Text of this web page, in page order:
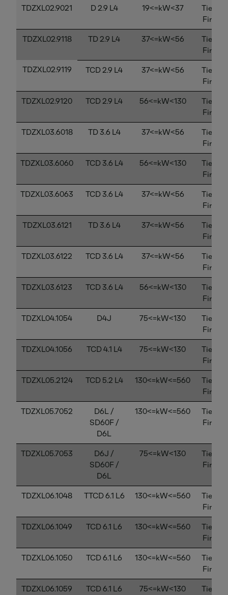
TDZXL02.9021 D 2.9 L4 19<=kW<37
Tier 4
Final
TDZXL02.9118 TD 2.9 L4 37<=kW<56
Tier 4
Final
TDZXL02.9119 TCD 2.9 L4 37<=kW<56
Tier 4
Final
TDZXL02.9120 TCD 2.9 L4 56<=kW<130
Tier 4
Final
TDZXL03.6018 TD 3.6 L4 37<=kW<56
Tier 4
Final
TDZXL03.6060 TCD 3.6 L4 56<=kW<130
Tier 4
Final
TDZXL03.6063 TCD 3.6 L4 37<=kW<56
Tier 4
Final
TDZXL03.6121 TD 3.6 L4 37<=kW<56
Tier 4
Final
TDZXL03.6122 TCD 3.6 L4 37<=kW<56
Tier 4
Final
TDZXL03.6123 TCD 3.6 L4 56<=kW<130
Tier 4
Final
TDZXL04.1054 D4J 75<=kW<130
Tier 4
Final
TDZXL04.1056 TCD 4.1 L4 75<=kW<130
Tier 4
Final
TDZXL05.2124 TCD 5.2 L4 130<=kW<=560
Tier 4
Final
TDZXL05.7052
D6L /
SD60F /
D6L
130<=kW<=560
Tier 4
Final
TDZXL05.7053
D6J /
SD60F /
D6L
75<=kW<130
Tier 4
Final
TDZXL06.1048 TTCD 6.1 L6 130<=kW<=560
Tier 4
Final
TDZXL06.1049 TCD 6.1 L6 130<=kW<=560
Tier 4
Final
TDZXL06.1050 TCD 6.1 L6 130<=kW<=560
Tier 4
Final
TDZXL06.1059 TCD 6.1 L6 75<=kW<130
Tier 4